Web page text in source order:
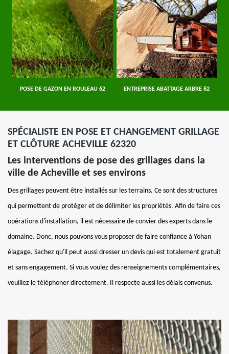
POSE DE GAZON EN ROULEAU 62 ENTREPRISE ABATTAGE ARBRE 62
SPÉCIALISTE EN POSE ET CHANGEMENT GRILLAGE
ET CLÔTURE ACHEVILLE 62320
Les interventions de pose des grillages dans la
ville de Acheville et ses environs
Des grillages peuvent être installés sur les terrains. Ce sont des structures
qui permettent de protéger et de délimiter les propriétés. Afin de faire ces
opérations d'installation, il est nécessaire de convier des experts dans le
domaine. Donc, nous pouvons vous proposer de faire confiance à Yohan
élagage. Sachez qu'il peut aussi dresser un devis qui est totalement gratuit
et sans engagement. Si vous voulez des renseignements complémentaires,
veuillez le téléphoner directement. Il respecte aussi les délais convenus.